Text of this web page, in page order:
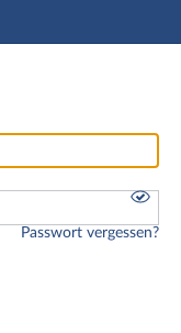
Passwort vergessen?